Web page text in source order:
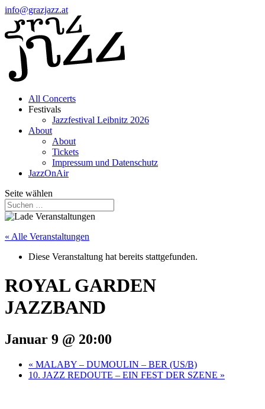
info@grazjazz.at
All Concerts
Festivals
Jazzfestival Leibnitz 2026
About
About
Tickets
Impressum und Datenschutz
JazzOnAir
Seite wählen
« Alle Veranstaltungen
Diese Veranstaltung hat bereits stattgefunden.
ROYAL GARDEN
JAZZBAND
Januar 9 @ 20:00
« MALABY – DUMOULIN – BER (US/B)
10. JAZZ REDOUTE – EIN FEST DER SZENE »